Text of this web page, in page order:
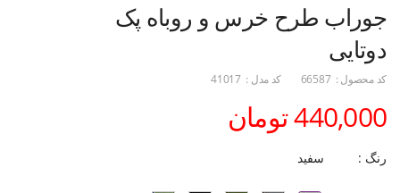
جوراب طرح خرس و روباه پک
دوتایی
کد محصول : 66587 کد مدل : 41017
440,000 تومان
رنگ : سفید